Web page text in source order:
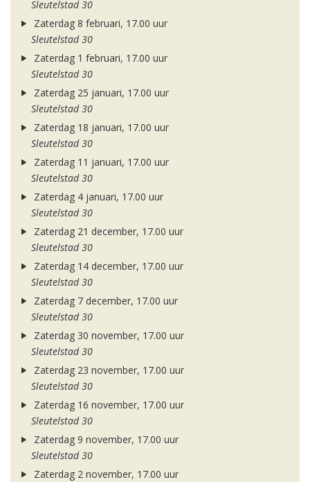
Sleutelstad 30
Zaterdag 8 februari, 17.00 uur
Sleutelstad 30
Zaterdag 1 februari, 17.00 uur
Sleutelstad 30
Zaterdag 25 januari, 17.00 uur
Sleutelstad 30
Zaterdag 18 januari, 17.00 uur
Sleutelstad 30
Zaterdag 11 januari, 17.00 uur
Sleutelstad 30
Zaterdag 4 januari, 17.00 uur
Sleutelstad 30
Zaterdag 21 december, 17.00 uur
Sleutelstad 30
Zaterdag 14 december, 17.00 uur
Sleutelstad 30
Zaterdag 7 december, 17.00 uur
Sleutelstad 30
Zaterdag 30 november, 17.00 uur
Sleutelstad 30
Zaterdag 23 november, 17.00 uur
Sleutelstad 30
Zaterdag 16 november, 17.00 uur
Sleutelstad 30
Zaterdag 9 november, 17.00 uur
Sleutelstad 30
Zaterdag 2 november, 17.00 uur